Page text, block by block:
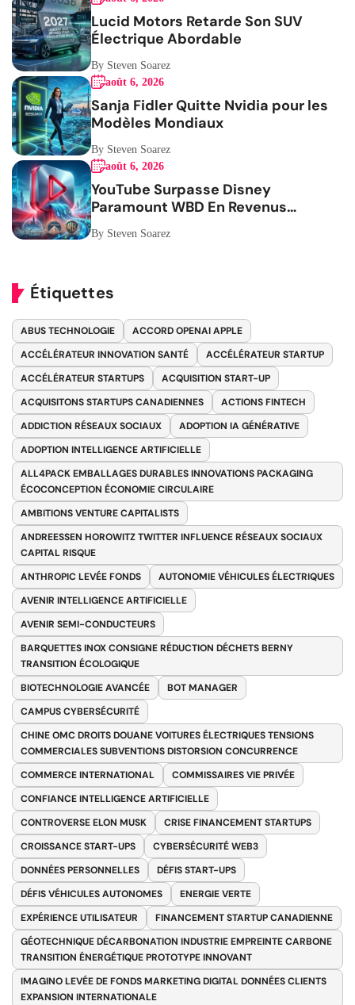
Lucid Motors Retarde Son SUV
Électrique Abordable
By Steven Soarez
août 6, 2026
Sanja Fidler Quitte Nvidia pour les
Modèles Mondiaux
By Steven Soarez
août 6, 2026
YouTube Surpasse Disney
Paramount WBD En Revenus
Publicitaires
By Steven Soarez
Étiquettes
ABUS TECHNOLOGIE
ACCORD OPENAI APPLE
ACCÉLÉRATEUR INNOVATION SANTÉ
ACCÉLÉRATEUR STARTUP
ACCÉLÉRATEUR STARTUPS
ACQUISITION START-UP
ACQUISITONS STARTUPS CANADIENNES
ACTIONS FINTECH
ADDICTION RÉSEAUX SOCIAUX
ADOPTION IA GÉNÉRATIVE
ADOPTION INTELLIGENCE ARTIFICIELLE
ALL4PACK EMBALLAGES DURABLES INNOVATIONS PACKAGING
ÉCOCONCEPTION ÉCONOMIE CIRCULAIRE
AMBITIONS VENTURE CAPITALISTS
ANDREESSEN HOROWITZ TWITTER INFLUENCE RÉSEAUX SOCIAUX
CAPITAL RISQUE
ANTHROPIC LEVÉE FONDS
AUTONOMIE VÉHICULES ÉLECTRIQUES
AVENIR INTELLIGENCE ARTIFICIELLE
AVENIR SEMI-CONDUCTEURS
BARQUETTES INOX CONSIGNE RÉDUCTION DÉCHETS BERNY
TRANSITION ÉCOLOGIQUE
BIOTECHNOLOGIE AVANCÉE
BOT MANAGER
CAMPUS CYBERSÉCURITÉ
CHINE OMC DROITS DOUANE VOITURES ÉLECTRIQUES TENSIONS
COMMERCIALES SUBVENTIONS DISTORSION CONCURRENCE
COMMERCE INTERNATIONAL
COMMISSAIRES VIE PRIVÉE
CONFIANCE INTELLIGENCE ARTIFICIELLE
CONTROVERSE ELON MUSK
CRISE FINANCEMENT STARTUPS
CROISSANCE START-UPS
CYBERSÉCURITÉ WEB3
DONNÉES PERSONNELLES
DÉFIS START-UPS
DÉFIS VÉHICULES AUTONOMES
ENERGIE VERTE
EXPÉRIENCE UTILISATEUR
FINANCEMENT STARTUP CANADIENNE
GÉOTECHNIQUE DÉCARBONATION INDUSTRIE EMPREINTE CARBONE
TRANSITION ÉNERGÉTIQUE PROTOTYPE INNOVANT
IMAGINO LEVÉE DE FONDS MARKETING DIGITAL DONNÉES CLIENTS
EXPANSION INTERNATIONALE